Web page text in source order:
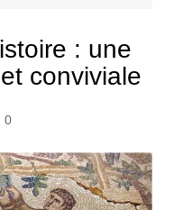
: une
conviviale
0